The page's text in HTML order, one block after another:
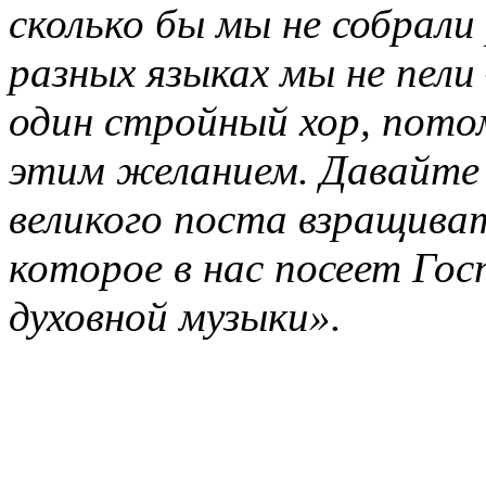
сколько бы мы не
разных языках мы не
один стройный хор,
этим желанием. Давайте
великого поста
которое в нас посеет
духовной музыки».